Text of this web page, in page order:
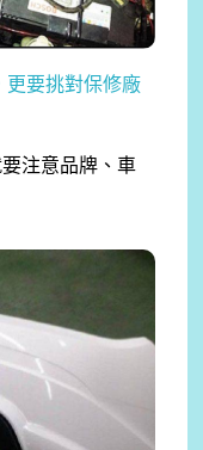
更要挑對保修廠
注意品牌、車